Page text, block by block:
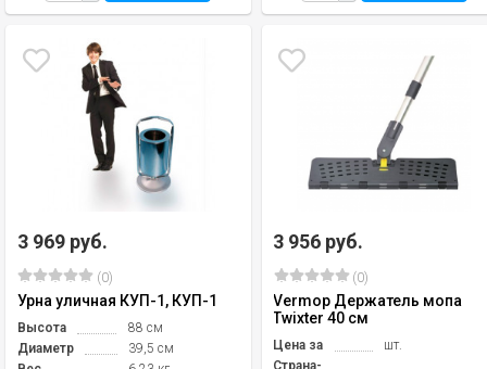
3 969 руб.
(0)
Урна уличная КУП-1, КУП-1
Высота
88 см
Диаметр
39,5 см
3 956 руб.
(0)
Vermop Держатель мопа
Twixter 40 см
Цена за
шт.
Страна-